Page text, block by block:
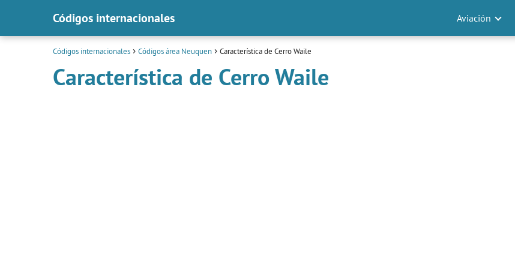
Códigos internacionales Aviación
Códigos internacionales Códigos área Neuquen Característica de Cerro Waile
Característica de Cerro Waile